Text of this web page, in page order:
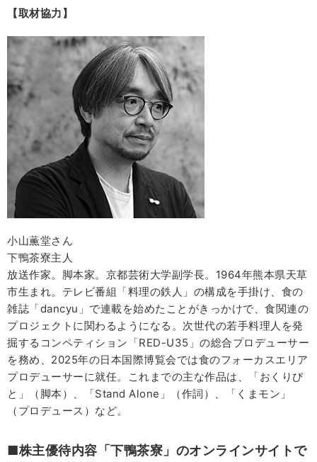
【取材協力】
小山薫堂さん
下鴨茶寮主人
放送作家。脚本家。京都芸術大学副学長。1964年熊本県天草
市生まれ。テレビ番組「料理の鉄人」の構成を手掛け、食の
雑誌「dancyu」で連載を始めたことがきっかけで、食関連の
プロジェクトに関わるようになる。次世代の若手料理人を発
掘するコンペティション「RED-U35」の総合プロデューサー
を務め、2025年の日本国際博覧会では食のフォーカスエリア
プロデューサーに就任。これまでの主な作品は、「おくりび
と」（脚本）、「Stand Alone」（作詞）、「くまモン」
（プロデュース）など。
■株主優待内容「下鴨茶寮」のオンラインサイトで